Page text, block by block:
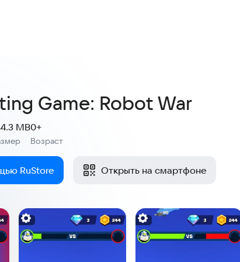
Game: Robot War
MB
Возраст
0+
RuStore Открыть на смартфоне